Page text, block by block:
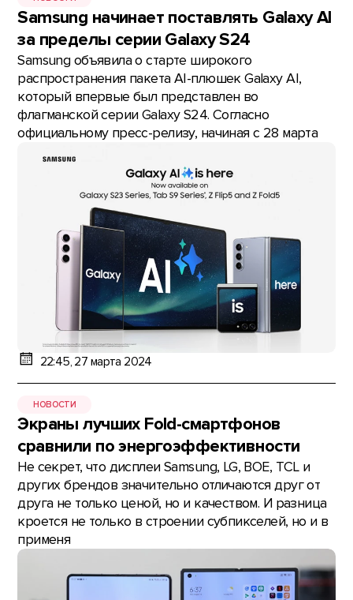
Samsung начинает поставлять Galaxy AI
за пределы серии Galaxy S24
Samsung объявила о старте широкого
распространения пакета AI-плюшек Galaxy AI,
который впервые был представлен во
флагманской серии Galaxy S24. Согласно
официальному пресс-релизу, начиная с 28 марта
22:45, 27 марта 2024
НОВОСТИ
Экраны лучших Fold-смартфонов
сравнили по энергоэффективности
Не секрет, что дисплеи Samsung, LG, BOE, TCL и
других брендов значительно отличаются друг от
друга не только ценой, но и качеством. И разница
кроется не только в строении субпикселей, но и в
применя